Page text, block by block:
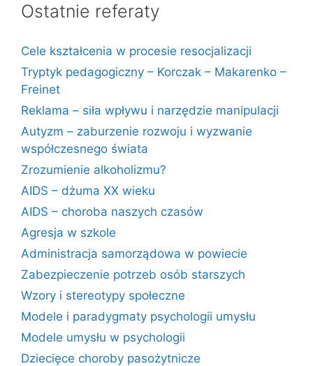
Ostatnie referaty
Cele kształcenia w procesie resocjalizacji
Tryptyk pedagogiczny – Korczak – Makarenko –
Freinet
Reklama – siła wpływu i narzędzie manipulacji
Autyzm – zaburzenie rozwoju i wyzwanie
współczesnego świata
Zrozumienie alkoholizmu?
AIDS – dżuma XX wieku
AIDS – choroba naszych czasów
Agresja w szkole
Administracja samorządowa w powiecie
Zabezpieczenie potrzeb osób starszych
Wzory i stereotypy społeczne
Modele i paradygmaty psychologii umysłu
Modele umysłu w psychologii
Dziecięce choroby pasożytnicze